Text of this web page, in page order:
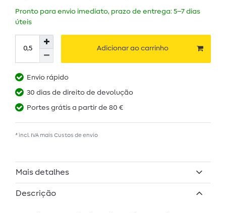
Pronto para envio imediato, prazo de entrega: 5–7 dias
úteis
Adicionar ao carrinho
Envio rápido
30 dias de direito de devolução
Portes grátis a partir de 80 €
* incl. IVA mais Custos de envio
Mais detalhes
Descrição